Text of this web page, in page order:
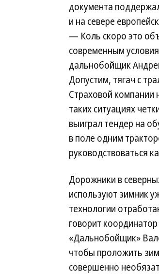
документа
и на севере
— Коль скоро это
современным
дальнобойщик
Допустим, тягач с
Страховой компании
таких ситуациях
выиграл тендер на
в поле одним
руководствоваться
Дорожники в
используют зимник
технологии
говорит
«Дальнобойщик»
чтобы проложить
совершенно